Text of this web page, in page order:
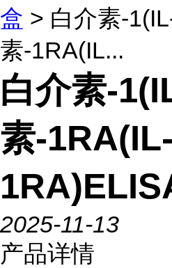
盒 > 白介素-
素-1RA(IL...
白介素-
素-1RA(IL-
2025-11-13
产品详情